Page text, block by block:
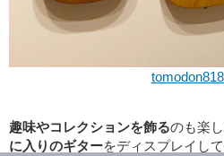
趣味やコレクションを飾るのも楽
に入りのギターをディスプレイし